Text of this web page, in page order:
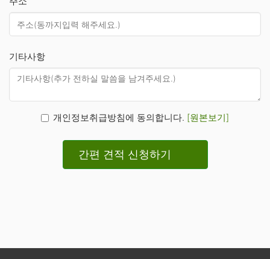
기타사항
개인정보취급방침에 동의합니다. [원본보기]
간편 견적 신청하기